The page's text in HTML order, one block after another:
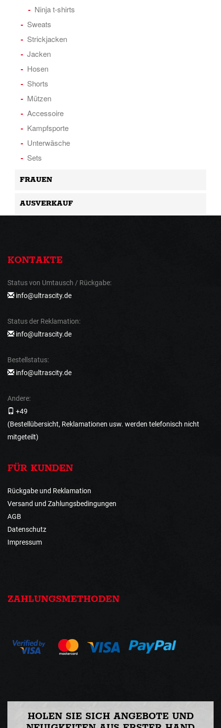
Ninja t-shirts
Sweats
Strickjacken
Jacken
Hosen
Shorts
Mützen
Accessoire
Kampfsporte
Unterwäsche
Sets
FRAUEN
AUSVERKAUF
KONTAKTE
Status von Umtausch / Rückgabe:
info@ultrascity.de
Status der Reklamation:
info@ultrascity.de
Bestellstatus:
info@ultrascity.de
Andere:
+49
(Bestellübersicht, Reklamationen usw. werden telefonisch nicht
mitgeteilt)
FÜR KUNDEN
Rückgabe und Reklamation
Versand und Zahlungsbedingungen
AGB
Datenschutz
Impressum
ZAHLUNGSMETHODEN
HOLEN SIE SICH ANGEBOTE UND